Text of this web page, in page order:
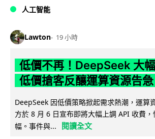
人工智能
Lawton 19 小時
低價不再！DeepSeek 大
低價搶客反釀運算資源告急
DeepSeek 因低價策略掀起需求熱潮，運算
方於 8 月 6 日宣布即將大幅上調 API 收費
幅。事件與...
閱讀全文